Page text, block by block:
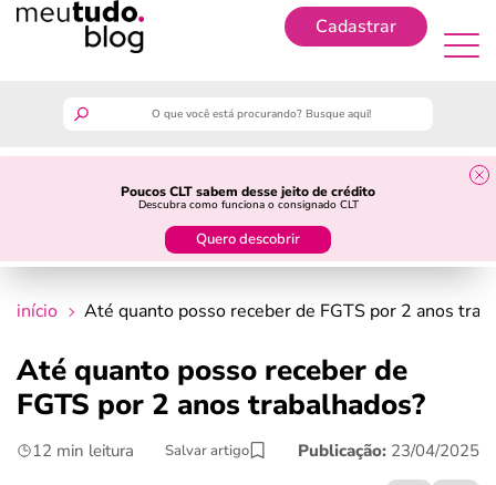
Cadastrar
Poucos CLT sabem desse jeito de crédito
Descubra como funciona o consignado CLT
Quero descobrir
guia do trabalhador
crédito fácil
últimas notícias
início Até quanto posso receber de FGTS por 2 anos
Até quanto posso receber de
FGTS por 2 anos trabalhados?
12 min leitura Salvar artigo Publicação: 23/04/2025